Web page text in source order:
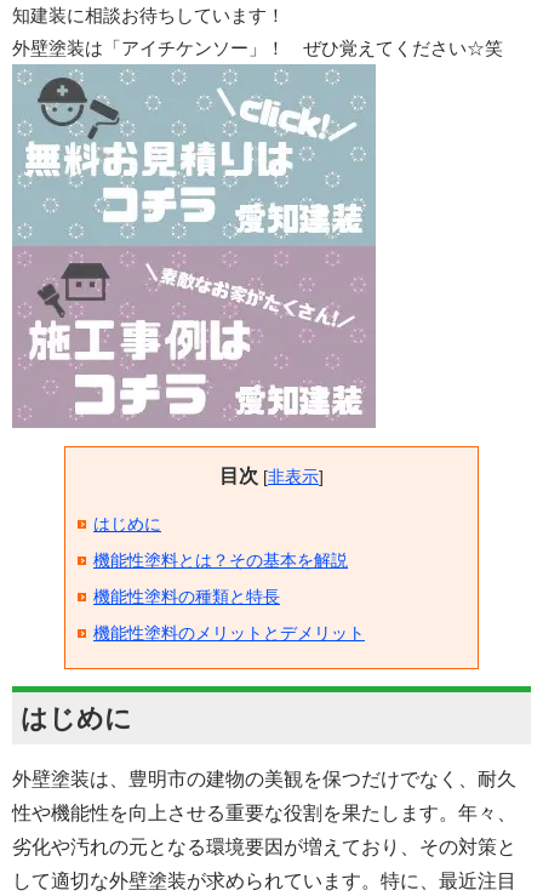
知建装に相談お待ちしています！
外壁塗装は「アイチケンソー」！ ぜひ覚えてください☆笑
目次 [非表示]
はじめに
機能性塗料とは？その基本を解説
機能性塗料の種類と特長
機能性塗料のメリットとデメリット
はじめに
外壁塗装は、豊明市の建物の美観を保つだけでなく、耐久
性や機能性を向上させる重要な役割を果たします。年々、
劣化や汚れの元となる環境要因が増えており、その対策と
して適切な外壁塗装が求められています。特に、最近注目